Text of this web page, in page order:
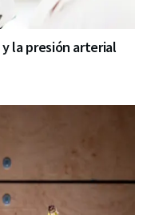
la presión arterial